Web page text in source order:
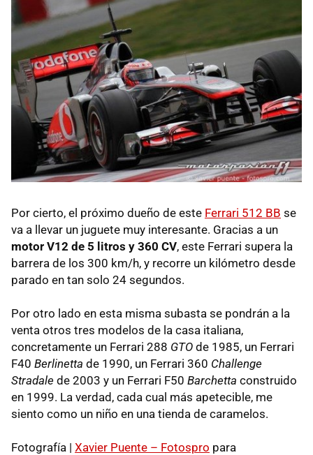
Por cierto, el próximo dueño de este Ferrari 512 BB se
va a llevar un juguete muy interesante. Gracias a un
motor V12 de 5 litros y 360 CV, este Ferrari supera la
barrera de los 300 km/h, y recorre un kilómetro desde
parado en tan solo 24 segundos.
Por otro lado en esta misma subasta se pondrán a la
venta otros tres modelos de la casa italiana,
concretamente un Ferrari 288 GTO de 1985, un Ferrari
F40 Berlinetta de 1990, un Ferrari 360 Challenge
Stradale de 2003 y un Ferrari F50 Barchetta construido
en 1999. La verdad, cada cual más apetecible, me
siento como un niño en una tienda de caramelos.
Fotografía | Xavier Puente – Fotospro para